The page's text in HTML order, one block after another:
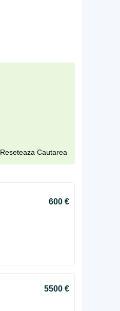
Reseteaza Cautarea
600 €
5500 €